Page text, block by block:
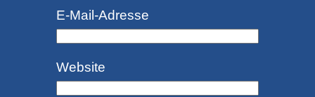
E-Mail-Adresse
Website